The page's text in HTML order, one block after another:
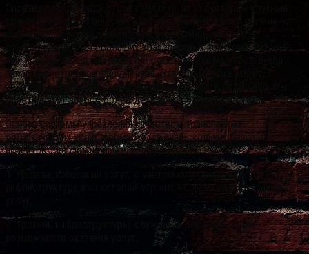
Справедливости ради стоит отметить, что некоторые крупные
транспортно-логистические компании разработали и применяют
еще и подсистему контроля качества для оценки своих
субподрядчиков – небольших транспортных компаний, которые
ими привлекаются при нехватке собственных мощностей для
закрытия потребностей клиентов. Эта подсистема имеет
некоторые отличия и свою специфику, поэтому, возможно, мы
осветим этот вопрос более детально в отдельной статье.
Основа системы управления качеством транспортно-
логистических услуг формируется из нескольких базовых
аспектов, где можно выделить три уровня:
1. Уровень концепции услуг, с учетом которой создается
инфраструктура и на которой строится организация оказания
2. Уровень инфраструктуры, служащей для реализации